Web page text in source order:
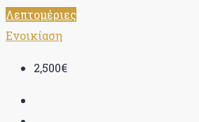
Λεπτομέριες
Ενοικίαση
2,500€